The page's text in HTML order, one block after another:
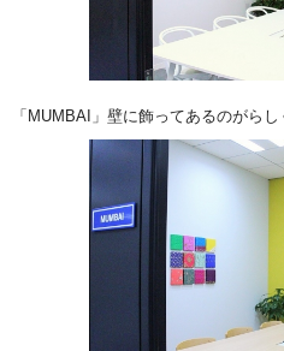
「MUMBAI」壁に飾ってあるのがらし